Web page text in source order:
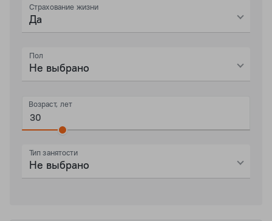
Страхование жизни
Да
Пол
Не выбрано
Возраст, лет
Тип занятости
Не выбрано